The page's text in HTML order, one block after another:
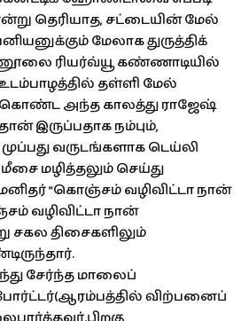
தெரியாத, சட்டையின் மேல்
மேலாக துருத்திக்
ரியர்வ்யூ கண்ணாடியில்
தள்ளி மேல்
அந்த காலத்து ராஜேஷ்
இருப்பதாக நம்பும்,
வருடங்களாக டெய்லி
மழித்தலும் செய்து
“கொஞ்சம் வழிவிட்டா நான்
வழிவிட்டா நான்
சகல திசைகளிலும்
சேர்ந்த மாலைப்
விற்பனைப்